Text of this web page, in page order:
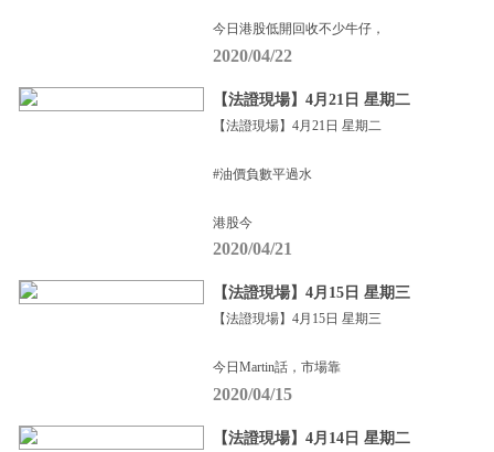
今日港股低開回收不少牛仔，
2020/04/22
【法證現場】4月21日 星期二
【法證現場】4月21日 星期二
#油價負數平過水
港股今
2020/04/21
【法證現場】4月15日 星期三
【法證現場】4月15日 星期三
今日Martin話，市場靠
2020/04/15
【法證現場】4月14日 星期二